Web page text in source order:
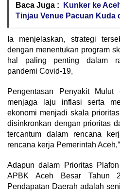
Baca Juga :
Kunker ke
Tinjau Venue Pacuan Kuda
Ia menjelaskan, strategi
dengan menentukan program
hal paling penting dalam
pandemi Covid-19,
Pengentasan Penyakit
menjaga laju inflasi serta
ekonomi menjadi skala
disinkronkan dengan prioritas
tercantum dalam rencana
rencana kerja Pemerintah
Adapun dalam Prioritas
APBK Aceh Besar Tahun
Pendapatan Daerah adalah